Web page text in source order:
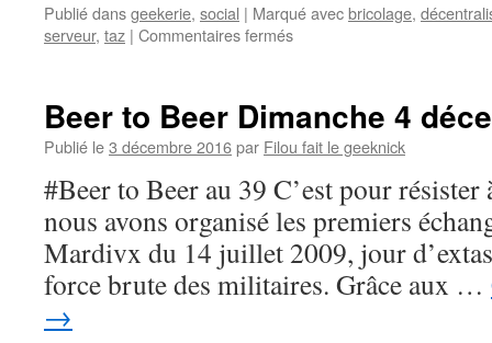
Publié dansgeekerie, social | Marqué avecbricolage,
serveur, taz | Commentaires ferméssur
une
FAD
ZAD
occupe
ta
Beer to Beer Dimanche 4
Publié le3 décembre 2016par Filou fait le geeknick
#Beer to Beer au 39 C’est pour
nous avons organisé les premiers
Mardivx du 14 juillet 2009, jour
force brute des militaires. Grâce aux …
→